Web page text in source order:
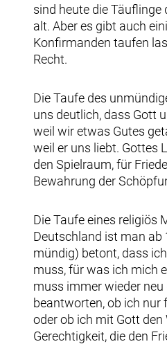
sind heute die Täuflinge
alt. Aber es gibt auch
Konfirmanden taufen
Recht.
Die Taufe des
uns deutlich, dass Gott
weil wir etwas Gutes
weil er uns liebt. Gottes
den Spielraum, für
Bewahrung der
Die Taufe eines religiös
Deutschland ist man ab
mündig) betont, dass
muss, für was ich mich
muss immer wieder neu
beantworten, ob ich nur
oder ob ich mit Gott den
Gerechtigkeit, die den